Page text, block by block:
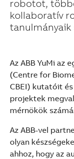
Suggestions
Products
See more products
Shopping list
robotot,
kollaboratív
tanulmányaik
Az ABB YuMi az
(Centre for
CBEI) kutatóit
projektek
mérnökök
Az ABB-vel
olyan
ahhoz, hogy az